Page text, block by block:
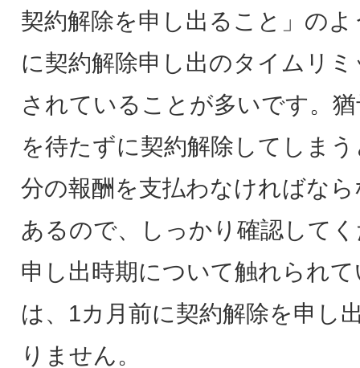
契約解除を申し出ること」の
に契約解除申し出のタイムリ
されていることが多いです。
を待たずに契約解除してしま
分の報酬を支払わなければな
あるので、しっかり確認して
申し出時期について触れられ
は、1カ月前に契約解除を申し
りません。